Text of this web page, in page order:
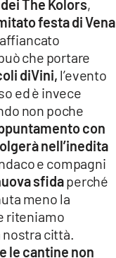
The Kolors,
festa di Vena
che portare
diVini, l’evento
ed è invece
non poche
con
nell’inedita
e compagni
sfidaperché
meno la
riteniamo
città.
le cantine non